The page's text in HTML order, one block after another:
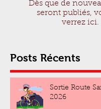
Dès que de
seront publiés,
verrez ici.
Posts Récents
Sortie Route
2026